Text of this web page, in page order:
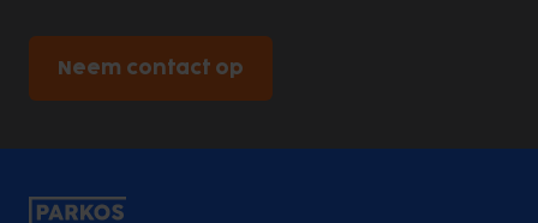
Neem contact op